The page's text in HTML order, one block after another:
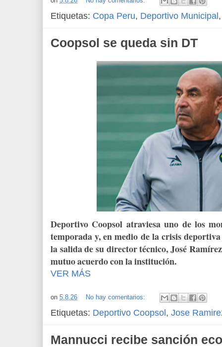
Etiquetas: Copa Peru, Deportivo Municipal
Coopsol se queda sin DT
Deportivo Coopsol atraviesa uno de los
temporada y, en medio de la crisis
la salida de su director técnico, José
mutuo acuerdo con la institución.
VER MÁS
on 5.8.26 No hay comentarios:
Etiquetas: Deportivo Coopsol, Jose
Mannucci recibe sanción